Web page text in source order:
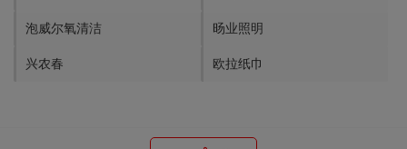
泡威尔氧清洁 旸业照明
兴农春 欧拉纸巾